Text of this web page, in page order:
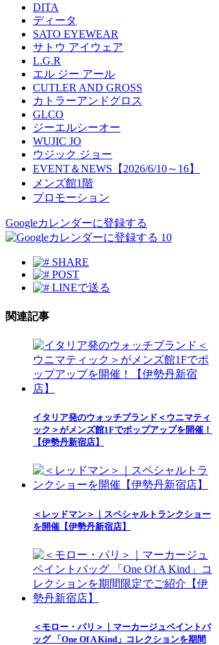
DITA
ディータ
SATO EYEWEAR
サトウ アイウェア
L.G.R
エル ジー アール
CUTLER AND GROSS
カトラーアンドグロス
GLCO
ジーエルシーオー
WUJIC JO
ウジック ジョー
EVENT＆NEWS【2026/6/10～16】
メンズ館1階
プロモーション
Googleカレンダーに登録する
10
SHARE
POST
LINEで送る
関連記事
イタリア発のウォッチブランド＜ウニマティ
ック＞がメンズ館1Fでポップアップを開催！
【伊勢丹新宿店】
＜レッドマン＞｜スペシャルトランクショー
を開催【伊勢丹新宿店】
＜モロー・パリ＞｜マーカージュペイントバ
ッグ 「One Of A Kind」コレクションを期間